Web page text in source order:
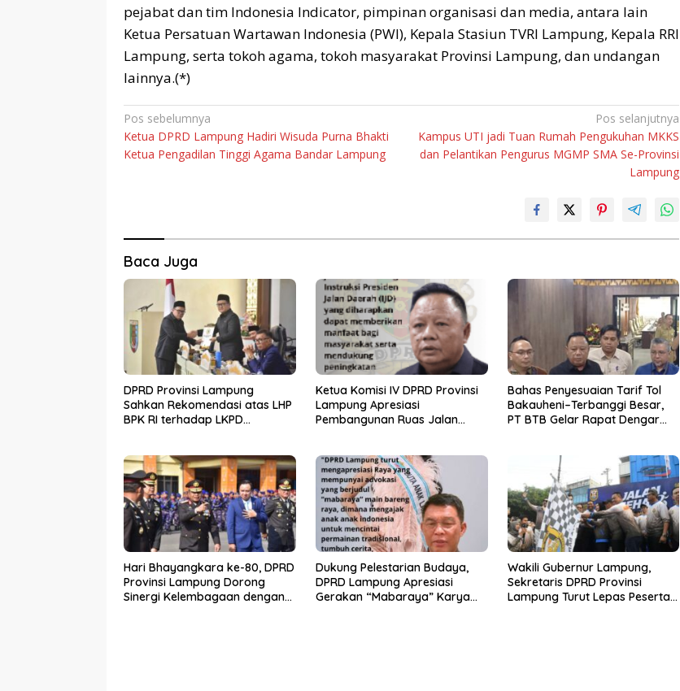
pejabat dan tim Indonesia Indicator, pimpinan organisasi dan media, antara lain
Ketua Persatuan Wartawan Indonesia (PWI), Kepala Stasiun TVRI Lampung, Kepala RRI
Lampung, serta tokoh agama, tokoh masyarakat Provinsi Lampung, dan undangan
lainnya.(*)
Navigasi
pos
Pos sebelumnya
Ketua DPRD Lampung Hadiri Wisuda Purna Bhakti
Ketua Pengadilan Tinggi Agama Bandar Lampung
Pos selanjutnya
Kampus UTI jadi Tuan Rumah Pengukuhan MKKS
dan Pelantikan Pengurus MGMP SMA Se-Provinsi
Lampung
Baca Juga
DPRD Provinsi Lampung
Sahkan Rekomendasi atas LHP
BPK RI terhadap LKPD
Ketua Komisi IV DPRD Provinsi
Lampung Apresiasi
Pembangunan Ruas Jalan
Bahas Penyesuaian Tarif Tol
Bakauheni–Terbanggi Besar,
PT BTB Gelar Rapat Dengar
Hari Bhayangkara ke-80, DPRD
Provinsi Lampung Dorong
Sinergi Kelembagaan dengan
Dukung Pelestarian Budaya,
DPRD Lampung Apresiasi
Gerakan “Mabaraya” Karya
Wakili Gubernur Lampung,
Sekretaris DPRD Provinsi
Lampung Turut Lepas Peserta